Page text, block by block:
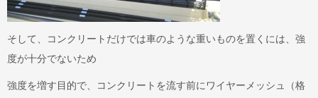
そして、コンクリートだけでは車のような重いものを置くには、強
度が十分でないため
強度を増す目的で、コンクリートを流す前にワイヤーメッシュ（格